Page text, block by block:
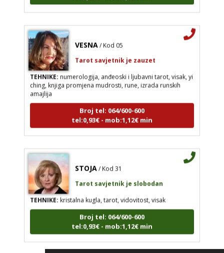
VESNA / Kod 05
Tarot savjetnik je zauzet
TEHNIKE:numerologija, anđeoski i ljubavni tarot, visak, yi
ching, knjiga promjena mudrosti, rune, izrada runskih
amajlija
Broj tel: 064/600-600
tel:0,93€ - mob:1,12€ min
STOJA / Kod 31
Tarot savjetnik je slobodan
TEHNIKE:kristalna kugla, tarot, vidovitost, visak
Broj tel: 064/600-600
tel:0,93€ - mob:1,12€ min